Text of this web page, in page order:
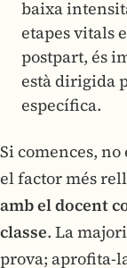
baixa
etapes vitals
postpart, és
està dirigida
específica.
Si comences,
el factor més
amb el docent
classe. La
prova; aprofita-